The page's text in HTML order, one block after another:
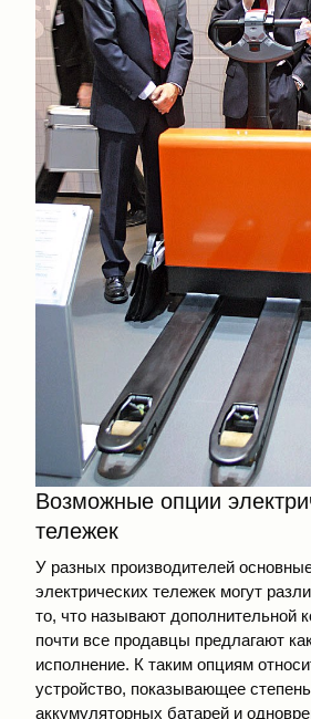
Возможные опции
тележек
У разных производителей
электрических тележек могут
то, что называют дополнительной
почти все продавцы предлагают
исполнение. К таким опциям
устройство, показывающее
аккумуляторных батарей и